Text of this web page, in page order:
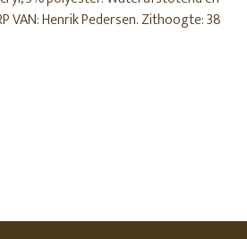
VAN: Henrik Pedersen. Zithoogte: 38